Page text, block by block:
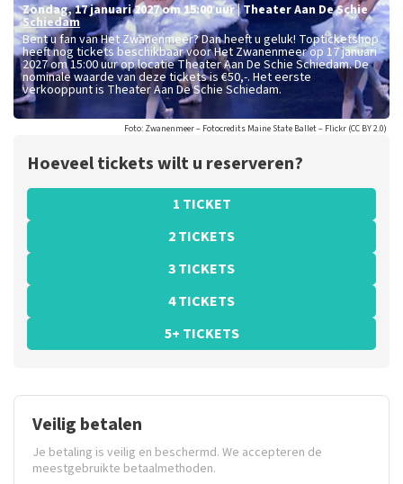
zondag,17 januari 2027 om 15:00 uur|Theater Aan De Schie
Schiedam
Bent u fan van Het Zwanenmeer? Dan heeft u geluk! Topticketshop
heeft nog tickets beschikbaar voor Het Zwanenmeer op 17 januari
2027 om 15:00 uur op locatie Theater Aan De Schie Schiedam. De
nominale waarde van deze tickets is €50,-. Het eerste
verkooppunt is Theater Aan De Schie Schiedam.
Foto: Zwanenmeer – Fotocredits Maine State Ballet – Flickr (CC BY 2.0)
Hoeveel tickets wilt u reserveren?
1 TICKET
2 TICKETS
3 TICKETS
4 TICKETS
5+ TICKETS
Veilig betalen
Je betaling is veilig en beschermd. We accepteren de
meestgebruikte betaalmethoden.